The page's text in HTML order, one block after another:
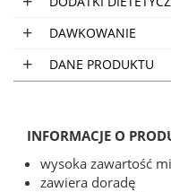
DAWKOWANIE
DANE PRODUKTU
INFORMACJE O
wysoka zawartość
zawiera doradę